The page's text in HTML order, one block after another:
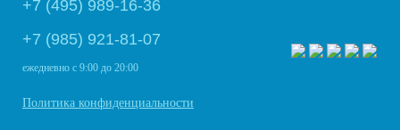
+7 (495) 989-16-36
+7 (985) 921-81-07
ежедневно с 9:00 до 20:00
Политика конфиденциальности